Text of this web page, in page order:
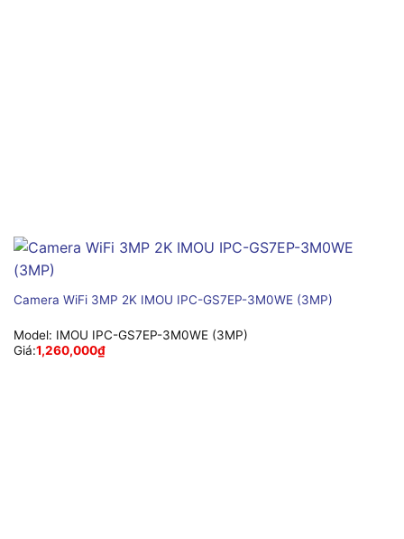
Camera WiFi 3MP 2K IMOU IPC-GS7EP-3M0WE (3MP)
Model: IMOU IPC-GS7EP-3M0WE (3MP)
Giá:1,260,000₫